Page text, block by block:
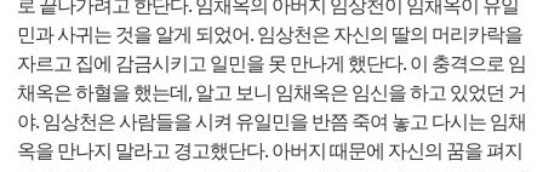
민과 사귀는 것을 알게 되었어. 임상천은 자신의 딸의 머리카락을
자르고 집에 감금시키고 일민을 못 만나게 했단다. 이 충격으로 임
채옥은 하혈을 했는데, 알고 보니 임채옥은 임신을 하고 있었던 거
야. 임상천은 사람들을 시켜 유일민을 반쯤 죽여 놓고 다시는 임채
옥을 만나지 말라고 경고했단다. 아버지 때문에 자신의 꿈을 펴지